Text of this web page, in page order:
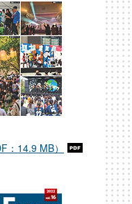
：14.9 MB）